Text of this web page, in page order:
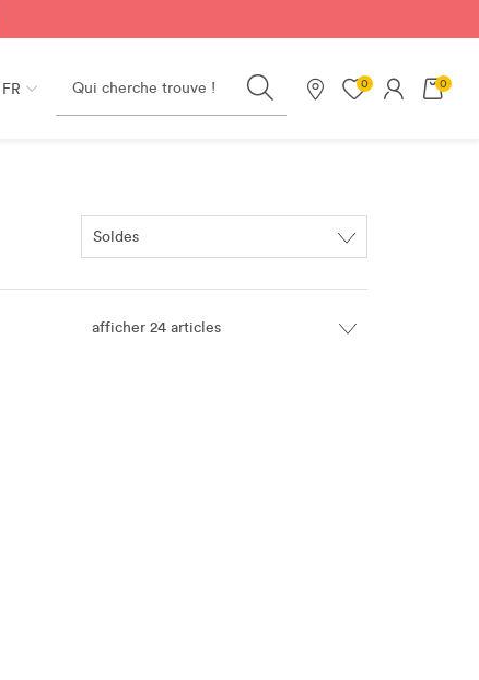
FR Search
Nos magasins
0 0